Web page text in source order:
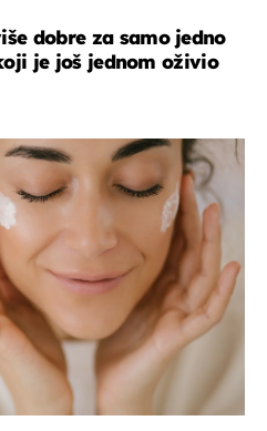
dobre za samo jedno
je još jednom oživio